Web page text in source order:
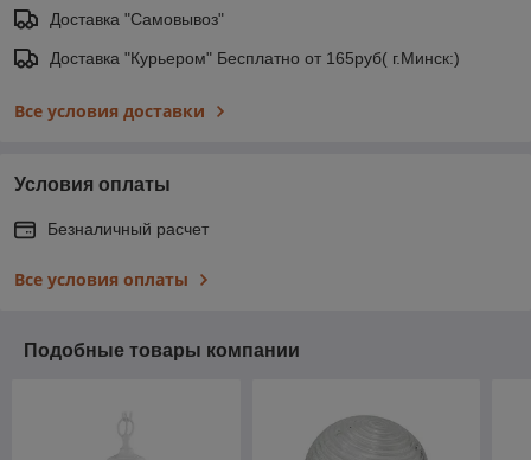
Доставка "Самовывоз"
Доставка "Курьером" Бесплатно от 165руб( г.Минск:)
Все условия доставки
Условия оплаты
Безналичный расчет
Все условия оплаты
Подобные товары компании